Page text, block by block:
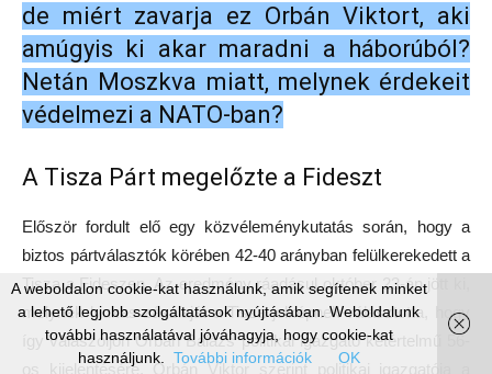
de miért zavarja ez Orbán Viktort, aki
amúgyis ki akar maradni a háborúból?
Netán Moszkva miatt, melynek érdekeit
védelmezi a NATO-ban?
A Tisza Párt megelőzte a Fideszt
Először fordult elő egy közvéleménykutatás során, hogy a
biztos pártválasztók körében 42-40 arányban felülkerekedett a
Tisza a Fideszen. Az eredmény ráadásul október 23-án jött ki,
melynek lyukas zászlaját a Tisza jelképnek választotta, hogy
így válaszoljon Orbán Balázs politikai igazgató kétértelmű 56-
os kijelentésére. Orbán Viktor szerint politikai igazgatója a
A weboldalon cookie-kat használunk, amik segítenek minket
a lehető legjobb szolgáltatások nyújtásában. Weboldalunk
további használatával jóváhagyja, hogy cookie-kat
használjunk.
További információk OK